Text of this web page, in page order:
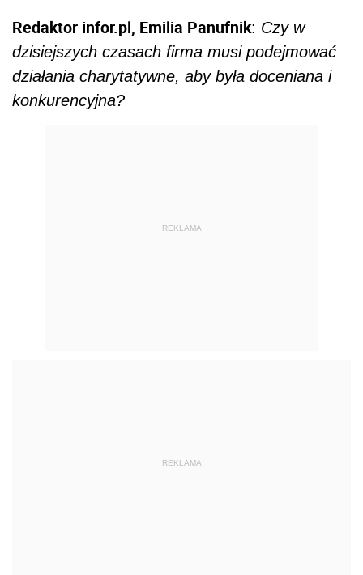
Redaktor infor.pl, Emilia Panufnik: Czy w
dzisiejszych czasach firma musi podejmować
działania charytatywne, aby była doceniana i
konkurencyjna?
REKLAMA
REKLAMA